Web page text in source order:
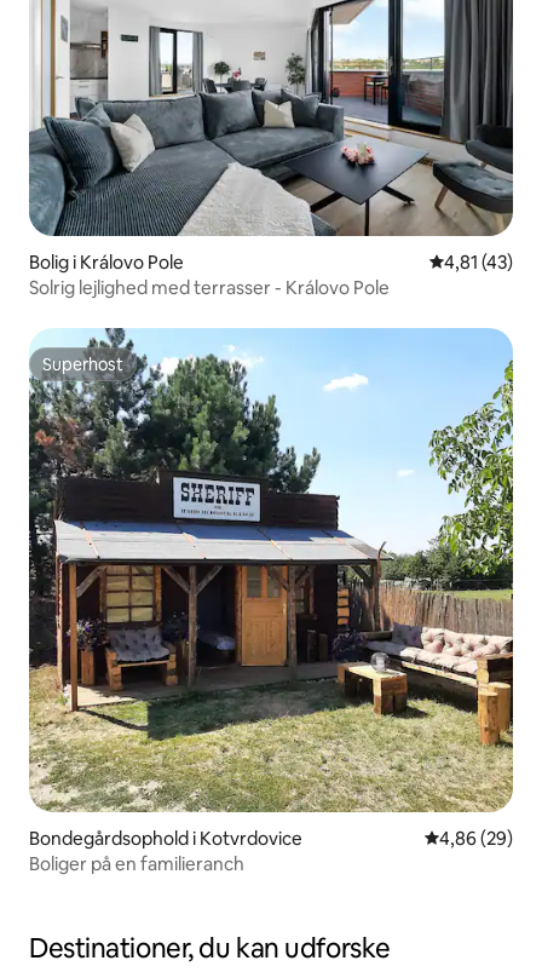
Bolig i Královo Pole 4,81 ud af 5
4,81 (43)
Solrig lejlighed med terrasser - Královo Pole
Superhost
Superhost
Bondegårdsophold i Kotvrdovice 4,86 ud af 5 i
4,86 (29)
Boliger på en familieranch
Destinationer, du kan udforske